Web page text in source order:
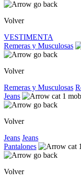
Volver
VESTIMENTA
Remeras y Musculosas
Volver
Remeras y Musculosas
Jeans
Volver
Jeans Jeans
Pantalones
Volver